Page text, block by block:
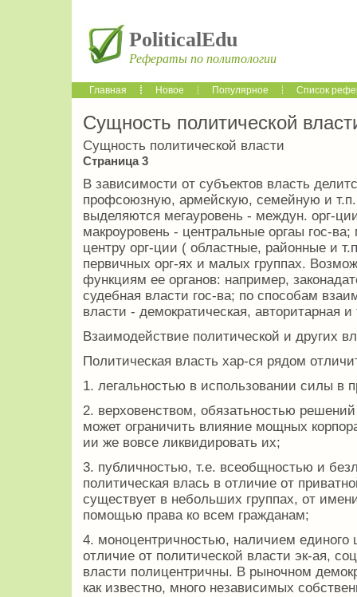
PoliticalEdu
Рефераты по политологии
Главная Новое Популярное Список
Сущность политической
Сущность политической власти
Страница 3
В зависимости от субъектов власть
профсоюзную, армейскую, семейную и
выделяются мегауровень - междун. орг-
макроуровень - центральные оргаы гос-
центру орг-ции ( областные, районные и
первичных орг-ях и малых группах.
функциям ее органов: например,
судебная власти гос-ва; по способам
власти - демократическая, авторитарная и
Взаимодействие политической и других
Политическая власть хар-ся рядом
1. легальностью в использовании силы в
2. верховенством, обязатьностью
может ограничить влияние мощных
ии же вовсе ликвидировать их;
3. публичностью, т.е. всеобщностью и
политическая влась в отличие от
существует в небольших группах, от
помощью права ко всем гражданам;
4. моноцентричностью, наличием
отличие от политической власти эк-ая,
власти полицентричны. В рыночном
как известно, много независимых